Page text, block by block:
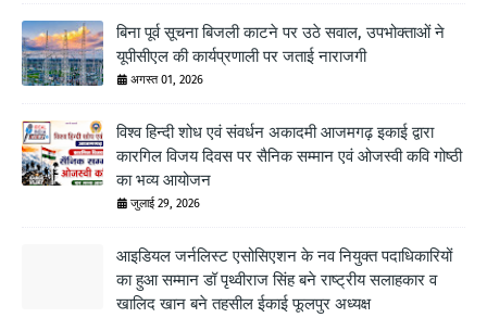
बिना पूर्व सूचना बिजली काटने पर उठे सवाल, उपभोक्ताओं ने
यूपीसीएल की कार्यप्रणाली पर जताई नाराजगी
अगस्त 01, 2026
विश्व हिन्दी शोध एवं संवर्धन अकादमी आजमगढ़ इकाई द्वारा
कारगिल विजय दिवस पर सैनिक सम्मान एवं ओजस्वी कवि गोष्ठी
का भव्य आयोजन
जुलाई 29, 2026
आइडियल जर्नलिस्ट एसोसिएशन के नव नियुक्त पदाधिकारियों
का हुआ सम्मान डॉ पृथ्वीराज सिंह बने राष्ट्रीय सलाहकार व
खालिद खान बने तहसील ईकाई फूलपुर अध्यक्ष